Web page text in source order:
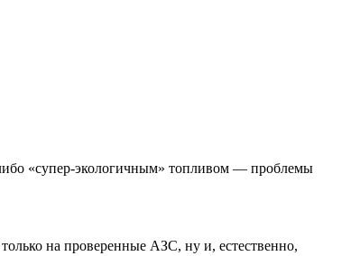
«супер-экологичным» топливом — проблемы
на проверенные АЗС, ну и, естественно,